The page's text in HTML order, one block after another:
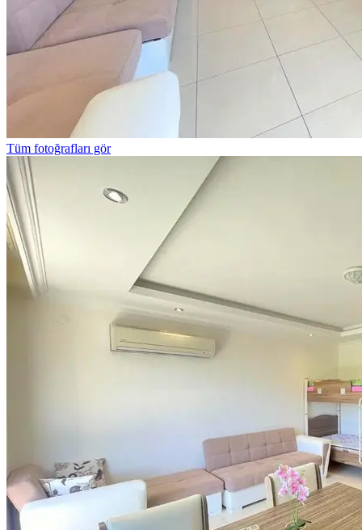
Tüm fotoğrafları gör